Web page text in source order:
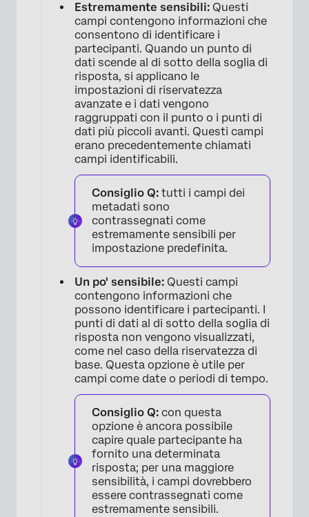
×
×
Estremamente sensibili: Questi
campi contengono informazioni che
consentono di identificare i
partecipanti. Quando un punto di
dati scende al di sotto della soglia di
risposta, si applicano le
impostazioni di riservatezza
avanzate e i dati vengono
raggruppati con il punto o i punti di
dati più piccoli avanti. Questi campi
erano precedentemente chiamati
campi identificabili.
Consiglio Q: tutti i campi dei
metadati sono
contrassegnati come
estremamente sensibili per
impostazione predefinita.
Un po' sensibile: Questi campi
contengono informazioni che
possono identificare i partecipanti. I
punti di dati al di sotto della soglia di
risposta non vengono visualizzati,
come nel caso della riservatezza di
base. Questa opzione è utile per
campi come date o periodi di tempo.
Consiglio Q: con questa
opzione è ancora possibile
capire quale partecipante ha
fornito una determinata
risposta; per una maggiore
sensibilità, i campi dovrebbero
essere contrassegnati come
estremamente sensibili.